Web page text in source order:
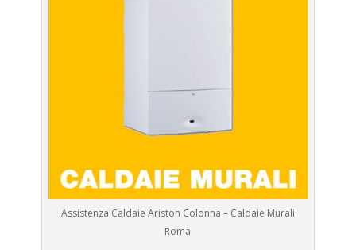
Assistenza Caldaie Ariston Colonna – Caldaie Murali
Roma